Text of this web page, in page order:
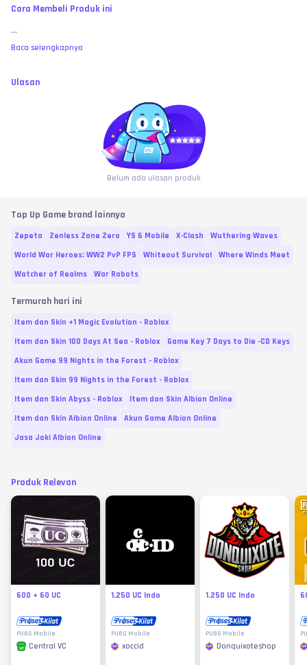
Cara Membeli Produk ini
...
Baca selengkapnya
Ulasan
Belum ada ulasan produk
Top Up Game brand lainnya
Zepeto Zenless Zone Zero YS 6 Mobile X-Clash
Wuthering Waves
World War Heroes: WW2 PvP FPS
Whiteout Survival
Where Winds Meet
Watcher of Realms
War Robots
Termurah hari ini
Item dan Skin +1 Magic Evolution - Roblox
Item dan Skin 100 Days At Sea - Roblox
Game Key 7 Days to Die -CD Keys
Akun Game 99 Nights in the Forest - Roblox
Item dan Skin 99 Nights in the Forest - Roblox
Item dan Skin Abyss - Roblox
Item dan Skin Albion Online
Item dan Skin Albion Online
Akun Game Albion Online
Jasa Joki Albion Online
Produk Relevan
600 + 60 UC
PUBG Mobile
Central VC
1.250 UC Indo
PUBG Mobile
xoccid
1.250 UC Indo
PUBG Mobile
Donquixoteshop